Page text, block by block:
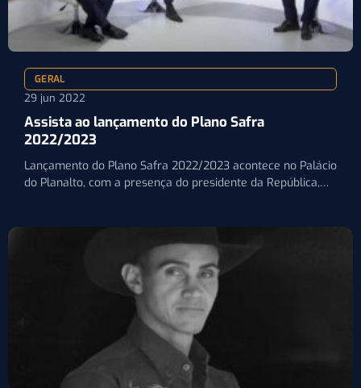
GERAL
29 jun 2022
Assista ao lançamento do Plano Safra
2022/2023
Lançamento do Plano Safra 2022/2023 acontece no Palácio
do Planalto, com a presença do presidente da República,